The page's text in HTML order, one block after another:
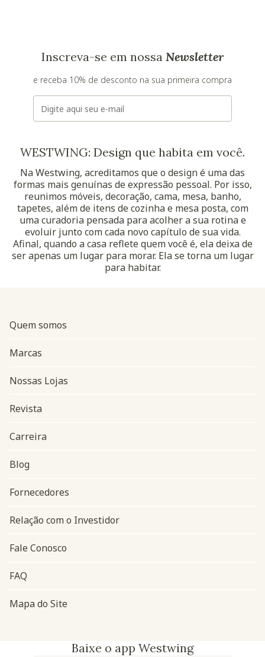
Inscreva-se em nossa Newsletter
e receba 10% de desconto na sua primeira compra
E-mail
WESTWING: Design que habita em você.
Na Westwing, acreditamos que o design é uma das
formas mais genuínas de expressão pessoal. Por isso,
reunimos móveis, decoração, cama, mesa, banho,
tapetes, além de itens de cozinha e mesa posta, com
uma curadoria pensada para acolher a sua rotina e
evoluir junto com cada novo capítulo de sua vida.
Afinal, quando a casa reflete quem você é, ela deixa de
ser apenas um lugar para morar. Ela se torna um lugar
para habitar.
Navegação do rodapé
Quem somos
Marcas
Nossas Lojas
Revista
Carreira
Blog
Fornecedores
Relação com o Investidor
Fale Conosco
FAQ
Mapa do Site
Baixe o app Westwing